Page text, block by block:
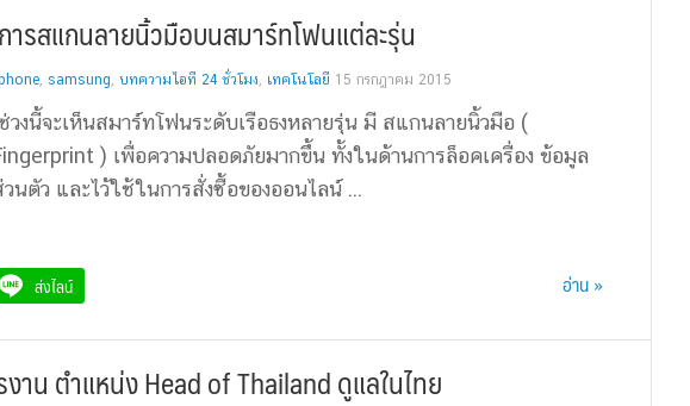
ารสแกนลายนิ้วมือบนสมาร์ทโฟนแต่ละรุ่น
, samsung, บทความไอที 24 ชั่วโมง, เทคโนโลยี 15 กรกฎาคม 2015
วงนี้จะเห็นสมาร์ทโฟนระดับเรือธงหลายรุ่น มี สแกนลายนิ้วมือ (
) เพื่อความปลอดภัยมากขึ้น ทั้งในด้านการล็อคเครื่อง ข้อมูล
วนตัว และไว้ใช้ในการสั่งซื้อของออนไลน์ ...
ส่งไลน์ อ่าน »
าน ตำแหน่ง Head of Thailand ดูแลในไทย